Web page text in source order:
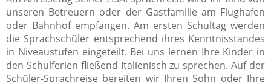
unseren Betreuern oder der Gastfamilie am Flughafen
oder Bahnhof empfangen. Am ersten Schultag werden
die Sprachschüler entsprechend ihres Kenntnisstandes
in Niveaustufen eingeteilt. Bei uns lernen Ihre Kinder in
den Schulferien fließend Italienisch zu sprechen. Auf der
Schüler-Sprachreise bereiten wir Ihren Sohn oder Ihre